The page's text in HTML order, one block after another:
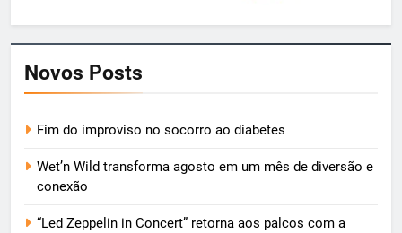
Novos Posts
Fim do improviso no socorro ao diabetes
Wet’n Wild transforma agosto em um mês de diversão e
conexão
“Led Zeppelin in Concert” retorna aos palcos com a